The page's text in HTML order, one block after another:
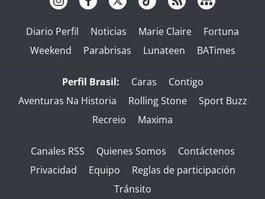
Diario Perfil Noticias Marie Claire
Fortuna
Weekend
Parabrisas Lunateen BATimes
Perfil Brasil: Caras
Contigo
Aventuras Na Historia
Rolling Stone
Sport Buzz
Recreio
Maxima
Canales RSS Quienes Somos
Contáctenos
Privacidad
Equipo
Reglas de participación
Tránsito